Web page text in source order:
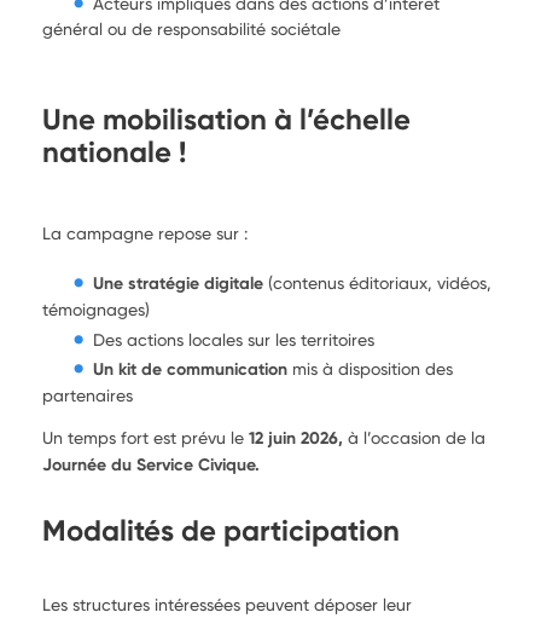
général ou de responsabilité sociétale
Une mobilisation à l’échelle
nationale !
La campagne repose sur :
Une stratégie digitale (contenus éditoriaux, vidéos,
témoignages)
Des actions locales sur les territoires
Un kit de communication mis à disposition des
partenaires
Un temps fort est prévu le 12 juin 2026, à l’occasion de la
Journée du Service Civique.
Modalités de participation
Les structures intéressées peuvent déposer leur